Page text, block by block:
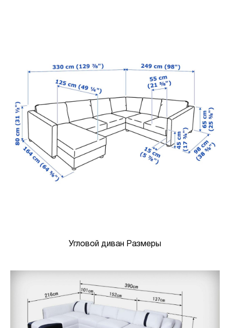
Угловой диван Размеры